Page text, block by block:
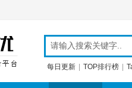
每日更新 TOP排行榜